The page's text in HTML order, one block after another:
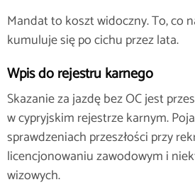
Mandat to koszt widoczny. To, co
kumuluje się po cichu przez lata.
Wpis do rejestru karnego
Skazanie za jazdę bez OC jest
w cypryjskim rejestrze karnym.
sprawdzeniach przeszłości przy
licencjonowaniu zawodowym i
wizowych.